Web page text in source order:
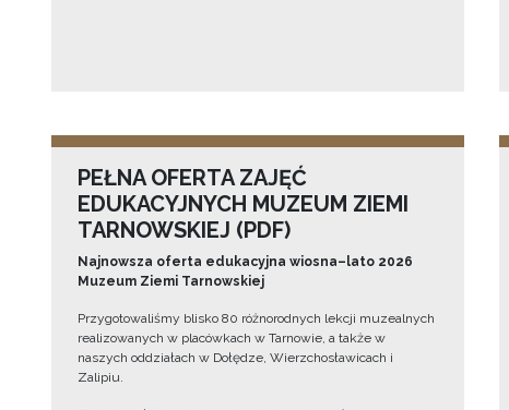
PEŁNA OFERTA ZAJĘĆ
EDUKACYJNYCH MUZEUM ZIEMI
TARNOWSKIEJ (PDF)
Najnowsza oferta edukacyjna wiosna–lato 2026
Muzeum Ziemi Tarnowskiej
Przygotowaliśmy blisko 80 różnorodnych lekcji muzealnych
realizowanych w placówkach w Tarnowie, a także w
naszych oddziałach w Dołędze, Wierzchosławicach i
Zalipiu.